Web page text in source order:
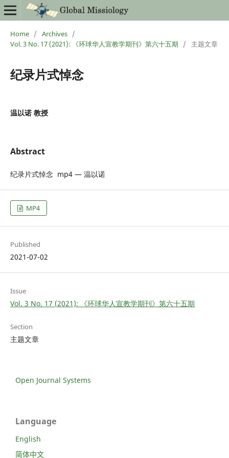
Home / Archives /
Vol. 3 No. 17 (2021): 《环球华人宣教学期刊》第六十五期
/ 主题文章
纪录片式悼念
温以诺 教授
Abstract
纪录片式悼念 mp4 — 温以诺
MP4
Published
2021-07-02
Issue
Vol. 3 No. 17 (2021): 《环球华人宣教学期刊》第六十五期
Section
主题文章
Open Journal Systems
Language
English
简体中文